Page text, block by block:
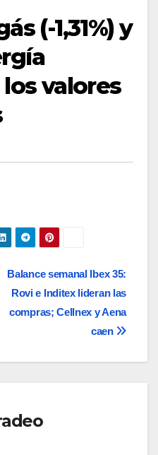
(-1,31%) y
los valores
Balance semanal Ibex 35:
Rovi e Inditex lideran las
compras; Cellnex y Aena
caen